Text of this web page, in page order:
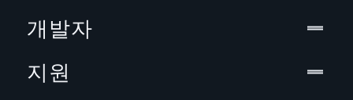
개발자
지원